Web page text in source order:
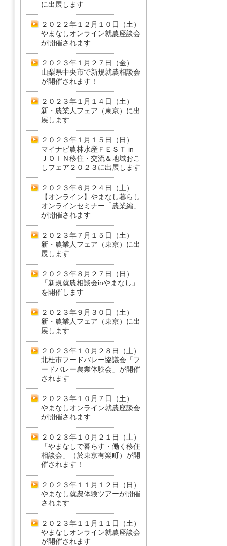
に出展します
２０２２年１２月１０日（土）
やまなしオンライン就農座談会
が開催されます
２０２３年１月２７日（金）
山梨県中央市で新規就農相談会
が開催されます！
２０２３年１月１４日（土）
新・農業人フェア（東京）に出
展します
２０２３年１月１５日（日）
マイナビ農林水産ＦＥＳＴ in
ＪＯＩＮ移住・交流＆地域おこ
しフェア２０２３に出展します
２０２３年６月２４日（土）
【オンライン】やまなし暮らし
オンラインセミナー「農業編」
が開催されます
２０２３年７月１５日（土）
新・農業人フェア（東京）に出
展します
２０２３年８月２７日（日）
「新規就農相談会inやまなし」
を開催します
２０２３年９月３０日（土）
新・農業人フェア（東京）に出
展します
２０２３年１０月２８日（土）
北杜市フードバレー協議会「フ
ードバレー農業体験会」が開催
されます
２０２３年１０月７日（土）
やまなしオンライン就農座談会
が開催されます
２０２３年１０月２１日（土）
「やまなしで暮らす・働く移住
相談会」（於東京有楽町）が開
催されます！
２０２３年１１月１２日（日）
やまなし就農体験ツアーが開催
されます
２０２３年１１月１１日（土）
やまなしオンライン就農座談会
が開催されます